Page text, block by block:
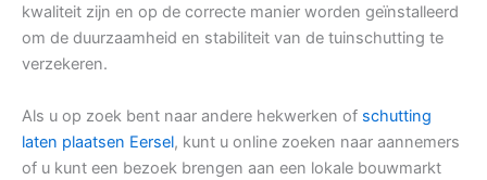
kwaliteit zijn en op de correcte manier worden geïnstalleerd
om de duurzaamheid en stabiliteit van de tuinschutting te
verzekeren.
Als u op zoek bent naar andere hekwerken of schutting
laten plaatsen Eersel, kunt u online zoeken naar aannemers
of u kunt een bezoek brengen aan een lokale bouwmarkt